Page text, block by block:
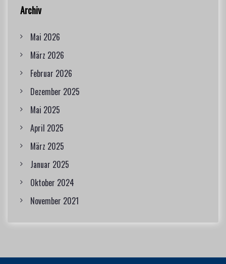
Archiv
Mai 2026
März 2026
Februar 2026
Dezember 2025
Mai 2025
April 2025
März 2025
Januar 2025
Oktober 2024
November 2021